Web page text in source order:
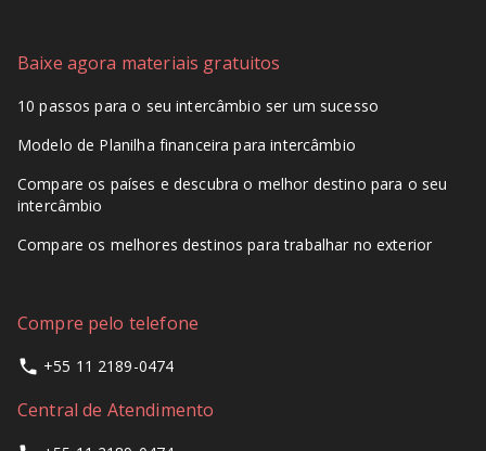
Baixe agora materiais gratuitos
10 passos para o seu intercâmbio ser um sucesso
Modelo de Planilha financeira para intercâmbio
Compare os países e descubra o melhor destino para o seu
intercâmbio
Compare os melhores destinos para trabalhar no exterior
Compre pelo telefone
+55 11 2189-0474
Central de Atendimento